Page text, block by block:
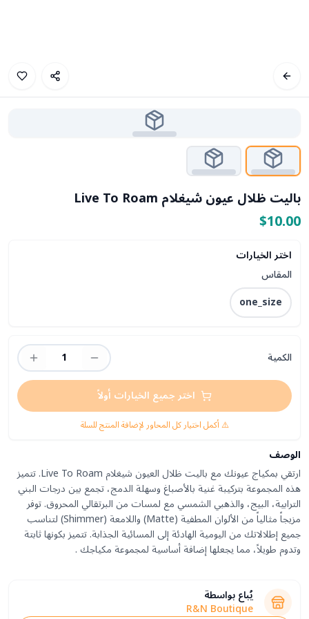
باليت ظلال عيون شيغلام Live To Roam
$10.00
اختر الخيارات
المقاس
one_size
الكمية
1
اختر جميع الخيارات أولاً
⚠️ أكمل اختيار كل المحاور لإضافة المنتج للسلة
الوصف
ارتقي بمكياج عيونك مع باليت ظلال العيون شيغلام Live To Roam. تتميز
هذه المجموعة بتركيبة غنية بالأصباغ وسهلة الدمج، تجمع بين درجات البني
الترابية، البيج، والذهبي الشمسي مع لمسات من البرتقالي المحروق. توفر
مزيجاً مثالياً من الألوان المطفية (Matte) واللامعة (Shimmer) لتناسب
جميع إطلالاتك من اليومية الهادئة إلى المسائية الجذابة. تتميز بكونها ثابتة
وتدوم طويلاً، مما يجعلها إضافة أساسية لمجموعة مكياجك .
يُباع بواسطة
R&N Boutique